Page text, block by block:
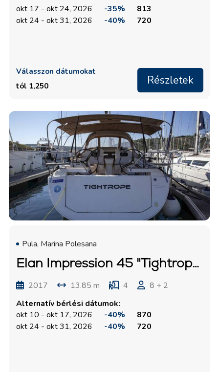
okt 17 - okt 24, 2026
-35%
813
okt 24 - okt 31, 2026
-40% 720
Válasszon dátumokat
tól 1,250
Részletek
Pula, Marina Polesana
Elan Impression 45 "Tightrope"
2017 13.85 m 4
8 + 2
Alternatív bérlési dátumok:
okt 10 - okt 17, 2026
-40%
870
okt 24 - okt 31, 2026
-40% 720